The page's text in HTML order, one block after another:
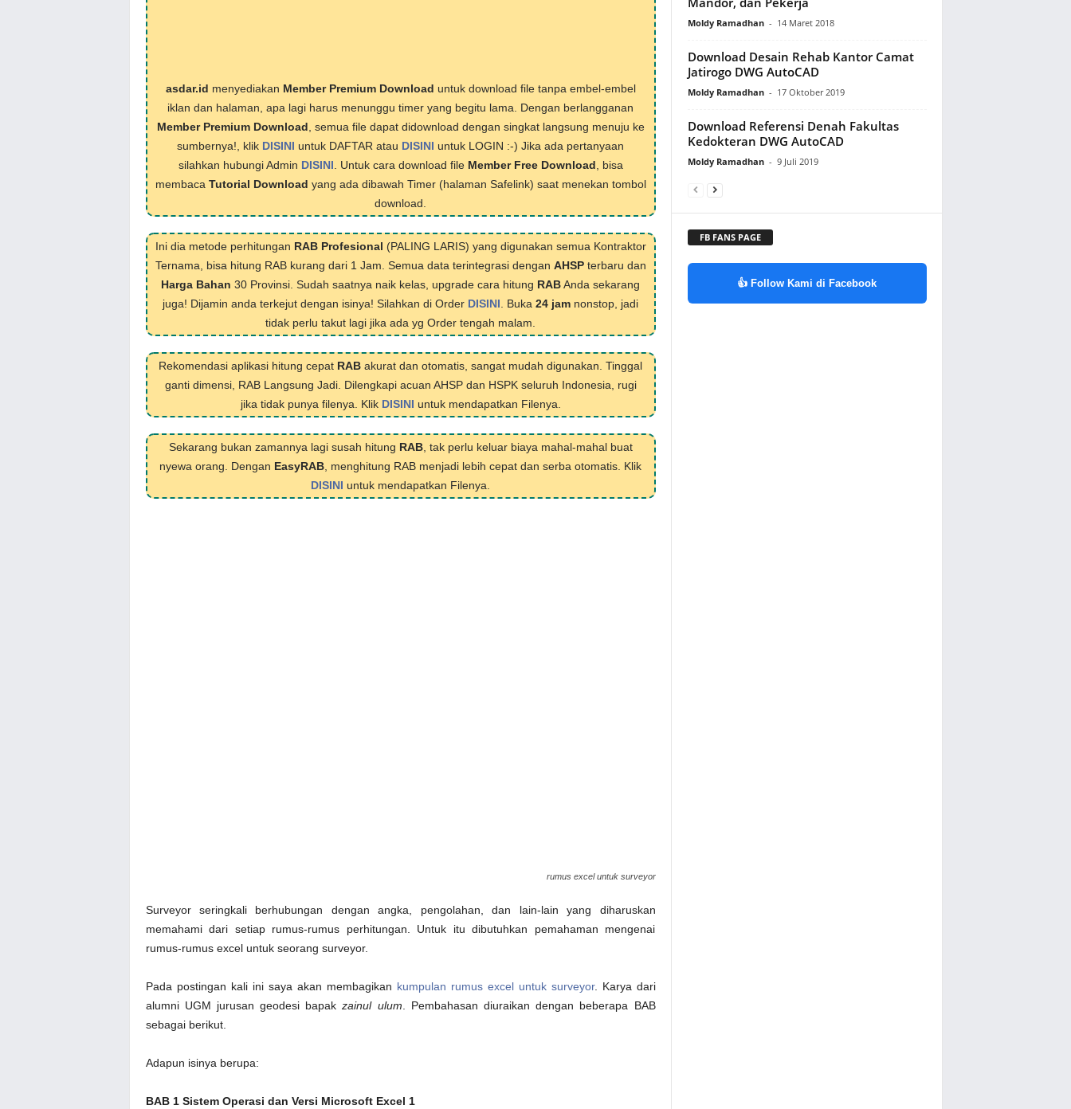
asdar.id menyediakan Member Premium Download untuk download file tanpa embel-embel
iklan dan halaman, apa lagi harus menunggu timer yang begitu lama. Dengan berlangganan
Member Premium Download , semua file dapat didownload dengan singkat langsung menuju ke
sumbernya!, klik DISINI untuk DAFTAR atau DISINI untuk LOGIN :-) Jika ada pertanyaan
silahkan hubungi Admin DISINI . Untuk cara download file Member Free Download , bisa
membaca Tutorial Download yang ada dibawah Timer (halaman Safelink) saat menekan tombol
download.
Ini dia metode perhitungan RAB Profesional (PALING LARIS) yang digunakan semua Kontraktor
Ternama, bisa hitung RAB kurang dari 1 Jam. Semua data terintegrasi dengan AHSPterbaru dan
Harga Bahan 30 Provinsi. Sudah saatnya naik kelas, upgrade cara hitung RABAnda sekarang
juga! Dijamin anda terkejut dengan isinya! Silahkan di Order DISINI . Buka 24 jam nonstop, jadi
tidak perlu takut lagi jika ada yg Order tengah malam.
Rekomendasi aplikasi hitung cepat RAB akurat dan otomatis, sangat mudah digunakan. Tinggal
ganti dimensi, RAB Langsung Jadi. Dilengkapi acuan AHSP dan HSPK seluruh Indonesia, rugi
jika tidak punya filenya. Klik DISINI untuk mendapatkan Filenya.
Sekarang bukan zamannya lagi susah hitung RAB, tak perlu keluar biaya mahal-mahal buat
nyewa orang. Dengan EasyRAB , menghitung RAB menjadi lebih cepat dan serba otomatis. Klik
DISINI untuk mendapatkan Filenya.
rumus excel untuk surveyor
Surveyor seringkali berhubungan dengan angka, pengolahan, dan lain-lain yang diharuskan
memahami dari setiap rumus-rumus perhitungan. Untuk itu dibutuhkan pemahaman mengenai
rumus-rumus excel untuk seorang surveyor.
Pada postingan kali ini saya akan membagikan kumpulan rumus excel untuk surveyor. Karya dari
alumni UGM jurusan geodesi bapakzainul ulum . Pembahasan diuraikan dengan beberapa BAB
sebagai berikut.
Adapun isinya berupa:
BAB 1 Sistem Operasi dan Versi Microsoft Excel 1
Moldy Ramadhan - 14 Maret 2018
Download Desain Rehab Kantor Camat
Jatirogo DWG AutoCAD
Moldy Ramadhan - 17 Oktober 2019
Download Referensi Denah Fakultas
Kedokteran DWG AutoCAD
Moldy Ramadhan - 9 Juli 2019
FB FANS PAGE
👍 Follow Kami di Facebook